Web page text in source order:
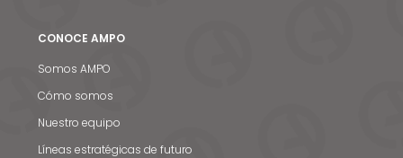
CONOCE AMPO
Somos AMPO
Cómo somos
Nuestro equipo
Líneas estratégicas de futuro